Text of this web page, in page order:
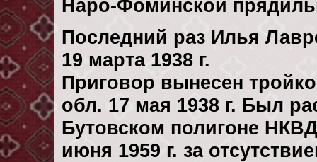
Наро-Фоминской
Последний раз Илья
19 марта 1938 г.
Приговор вынесен
обл. 17 мая 1938 г. Был
Бутовском полигоне
июня 1959 г. за